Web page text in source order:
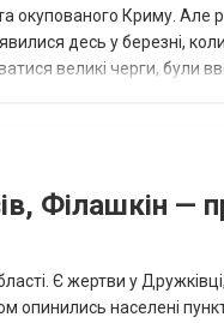
окупованого Криму. Але
десь у березні,
великі черги, були
Філашкін —
Є жертви у Дружківці,
опинились населені